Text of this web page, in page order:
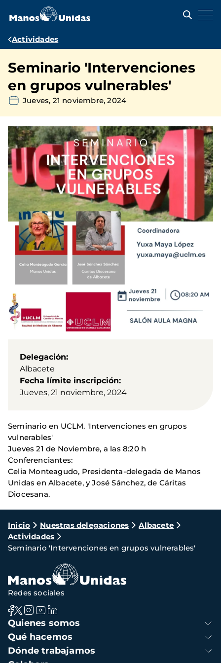
contenido
Ruta
navegación
Actividades
Seminario 'Intervenciones
en grupos vulnerables'
Jueves, 21 noviembre, 2024
Delegación
Albacete
Fecha límite inscripción
Jueves, 21 noviembre, 2024
Seminario en UCLM. 'Intervenciones en grupos
vulnerables'
Jueves 21 de Noviembre, a las 8:20 h
Conferenciantes:
Celia Monteagudo, Presidenta-delegada de Manos
Unidas en Albacete, y José Sánchez, de Cáritas
Diocesana.
Ruta
de
navegación
Inicio Nuestras delegaciones
Albacete
Actividades
Seminario 'Intervenciones en grupos vulnerables'
Navegación
principal
Quienes somos
Qué hacemos
Dónde trabajamos
Redes sociales